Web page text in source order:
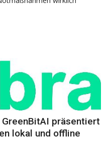
präsentiert
lokal und offline